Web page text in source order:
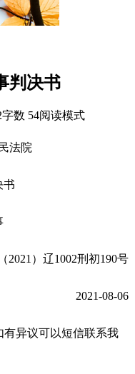
判决书
字数 54阅读模式
法院
书
（2021）辽1002刑初190号
2021-08-06
有异议可以短信联系我